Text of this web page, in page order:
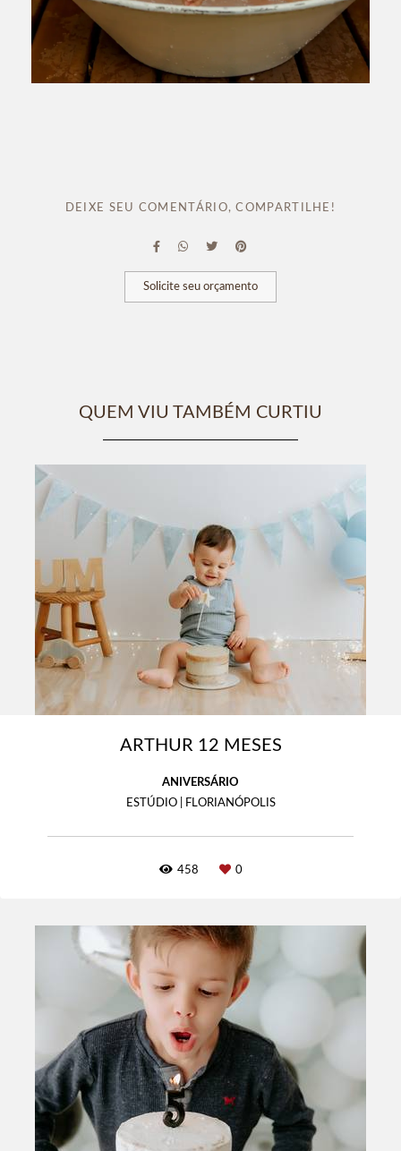
DEIXE SEU COMENTÁRIO, COMPARTILHE!
Solicite seu orçamento
QUEM VIU TAMBÉM CURTIU
ARTHUR 12 MESES
ANIVERSÁRIO
ESTÚDIO | FLORIANÓPOLIS
458 0